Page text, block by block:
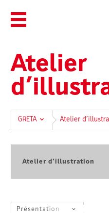
Ouvrir/Fermer le menu
Atelier
GRETA Atelier
SÉLECTIONNEZ UN FILTRE